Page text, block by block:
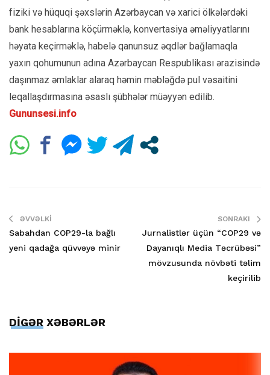
fiziki və hüquqi şəxslərin Azərbaycan və xarici ölkələrdəki
bank hesablarına köçürməklə, konvertasiya əməliyyatlarını
həyata keçirməklə, habelə qanunsuz əqdlər bağlamaqla
yaxın qohumunun adına Azərbaycan Respublikası ərazisində
daşınmaz əmlaklar alaraq həmin məbləğdə pul vəsaitini
leqallaşdırmasına əsaslı şübhələr müəyyən edilib.
Gununsesi.info
ƏVVƏLKI
Sabahdan COP29-la bağlı
yeni qadağa qüvvəyə minir
SONRAKI
Jurnalistlər üçün “COP29 və
Dayanıqlı Media Təcrübəsi”
mövzusunda növbəti təlim
keçirilib
DİGƏR XƏBƏRLƏR